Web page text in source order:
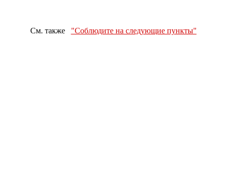
См. также "Соблюдите на следующие пункты"